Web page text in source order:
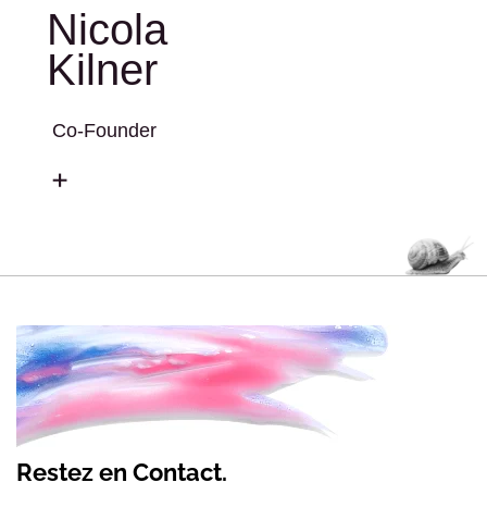
Nicola
Kilner
Co-Founder
Restez en Contact.